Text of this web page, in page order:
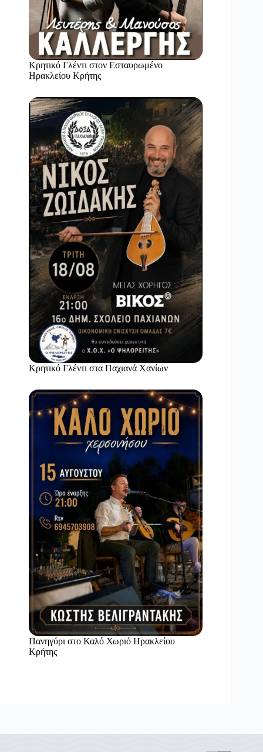
Κρητικό Γλέντι στον Εσταυρωμένο
Ηρακλείου Κρήτης
Κρητικό Γλέντι στα Παχιανά Χανίων
Πανηγύρι στο Καλό Χωριό Ηρακλείου
Κρήτης